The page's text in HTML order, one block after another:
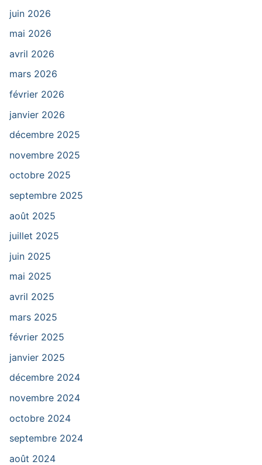
juin 2026
mai 2026
avril 2026
mars 2026
février 2026
janvier 2026
décembre 2025
novembre 2025
octobre 2025
septembre 2025
août 2025
juillet 2025
juin 2025
mai 2025
avril 2025
mars 2025
février 2025
janvier 2025
décembre 2024
novembre 2024
octobre 2024
septembre 2024
août 2024